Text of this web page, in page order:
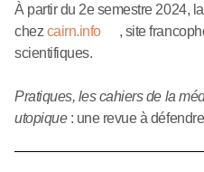
À partir du 2e semestre 2024,
chez cairn.info
, site
scientifiques.
Pratiques, les cahiers de la
utopique: une revue à